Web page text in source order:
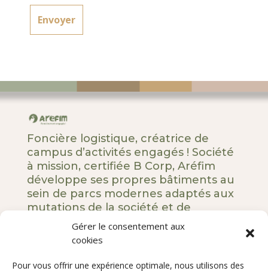
Gérer le consentement aux
cookies
Pour vous offrir une expérience optimale, nous utilisons des
Foncière logistique, créatrice de
campus d’activités engagés ! Société
à mission, certifiée B Corp, Aréfim
développe ses propres bâtiments au
sein de parcs modernes adaptés aux
mutations de la société et de
l’entreprise.
5 rue Royale – 75008 Paris